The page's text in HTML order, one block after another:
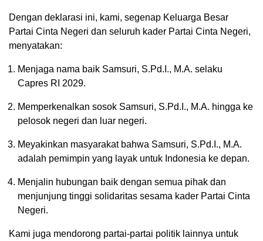
Dengan deklarasi ini, kami, segenap Keluarga Besar
Partai Cinta Negeri dan seluruh kader Partai Cinta Negeri,
menyatakan:
Menjaga nama baik Samsuri, S.Pd.I., M.A. selaku
Capres RI 2029.
Memperkenalkan sosok Samsuri, S.Pd.I., M.A. hingga ke
pelosok negeri dan luar negeri.
Meyakinkan masyarakat bahwa Samsuri, S.Pd.I., M.A.
adalah pemimpin yang layak untuk Indonesia ke depan.
Menjalin hubungan baik dengan semua pihak dan
menjunjung tinggi solidaritas sesama kader Partai Cinta
Negeri.
Kami juga mendorong partai-partai politik lainnya untuk